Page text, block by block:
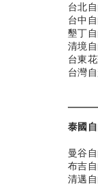
台北
台中
墾丁
清境
台東
台灣
泰國
曼谷
布吉
清邁